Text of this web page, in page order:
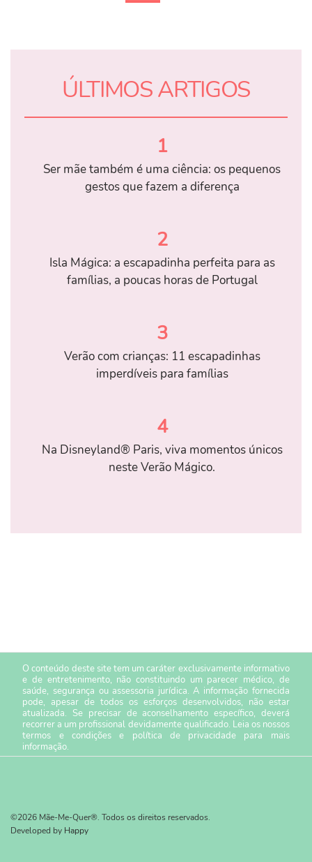
ÚLTIMOS ARTIGOS
1
Ser mãe também é uma ciência: os pequenos
gestos que fazem a diferença
2
Isla Mágica: a escapadinha perfeita para as
famílias, a poucas horas de Portugal
3
Verão com crianças: 11 escapadinhas
imperdíveis para famílias
4
Na Disneyland® Paris, viva momentos únicos
neste Verão Mágico.
O conteúdo deste site tem um caráter exclusivamente informativo
e de entretenimento, não constituindo um parecer médico, de
saúde, segurança ou assessoria jurídica. A informação fornecida
pode, apesar de todos os esforços desenvolvidos, não estar
atualizada. Se precisar de aconselhamento específico, deverá
recorrer a um profissional devidamente qualificado. Leia os nossos
termos e condiçõese política de privacidade para mais
informação.
©2026 Mãe-Me-Quer®. Todos os direitos reservados.
Developed by Happy